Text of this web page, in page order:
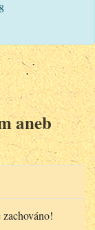
aneb